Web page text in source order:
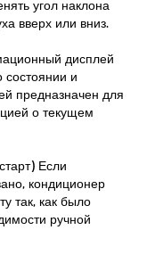
угол наклона
вверх или вниз.
дисплей
и
предназначен для
о текущем
Если
кондиционер
так, как было
ручной